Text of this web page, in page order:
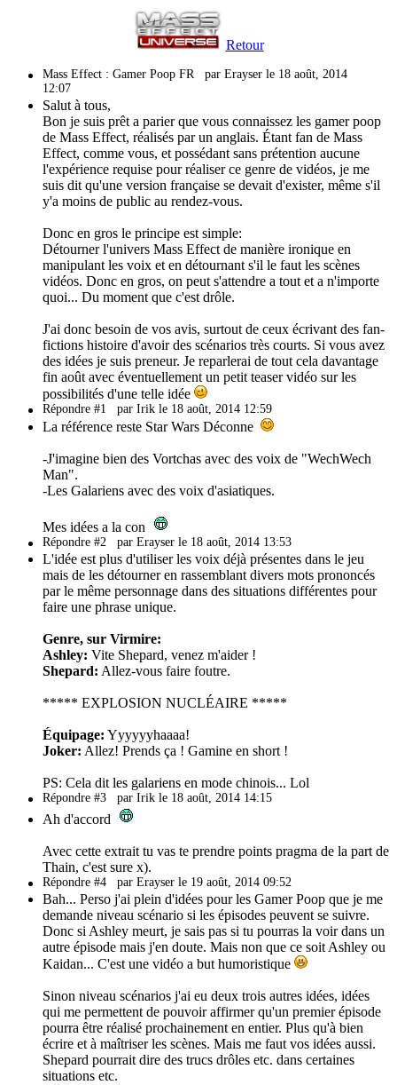
Retour
Mass Effect : Gamer Poop FR par Erayser le 18 août, 2014
12:07
Salut à tous,
Bon je suis prêt a parier que vous connaissez les gamer poop
de Mass Effect, réalisés par un anglais. Étant fan de Mass
Effect, comme vous, et possédant sans prétention aucune
l'expérience requise pour réaliser ce genre de vidéos, je me
suis dit qu'une version française se devait d'exister, même s'il
y'a moins de public au rendez-vous.
Donc en gros le principe est simple:
Détourner l'univers Mass Effect de manière ironique en
manipulant les voix et en détournant s'il le faut les scènes
vidéos. Donc en gros, on peut s'attendre a tout et a n'importe
quoi... Du moment que c'est drôle.
J'ai donc besoin de vos avis, surtout de ceux écrivant des fan-
fictions histoire d'avoir des scénarios très courts. Si vous avez
des idées je suis preneur. Je reparlerai de tout cela davantage
fin août avec éventuellement un petit teaser vidéo sur les
possibilités d'une telle idée
Répondre #1 par Irik le 18 août, 2014 12:59
La référence reste Star Wars Déconne
-J'imagine bien des Vortchas avec des voix de "WechWech
Man".
-Les Galariens avec des voix d'asiatiques.
Mes idées a la con
Répondre #2 par Erayser le 18 août, 2014 13:53
L'idée est plus d'utiliser les voix déjà présentes dans le jeu
mais de les détourner en rassemblant divers mots prononcés
par le même personnage dans des situations différentes pour
faire une phrase unique.
Genre, sur Virmire:
Ashley: Vite Shepard, venez m'aider !
Shepard: Allez-vous faire foutre.
***** EXPLOSION NUCLÉAIRE *****
Équipage: Yyyyyyhaaaa!
Joker: Allez! Prends ça ! Gamine en short !
PS: Cela dit les galariens en mode chinois... Lol
Répondre #3 par Irik le 18 août, 2014 14:15
Ah d'accord
Avec cette extrait tu vas te prendre points pragma de la part de
Thain, c'est sure x).
Répondre #4 par Erayser le 19 août, 2014 09:52
Bah... Perso j'ai plein d'idées pour les Gamer Poop que je me
demande niveau scénario si les épisodes peuvent se suivre.
Donc si Ashley meurt, je sais pas si tu pourras la voir dans un
autre épisode mais j'en doute. Mais non que ce soit Ashley ou
Kaidan... C'est une vidéo a but humoristique
Sinon niveau scénarios j'ai eu deux trois autres idées, idées
qui me permettent de pouvoir affirmer qu'un premier épisode
pourra être réalisé prochainement en entier. Plus qu'à bien
écrire et à maîtriser les scènes. Mais me faut vos idées aussi.
Shepard pourrait dire des trucs drôles etc. dans certaines
situations etc.